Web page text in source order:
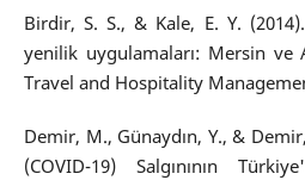
Birdir, S. S., & Kale, E. Y.
yenilik uygulamaları: Mersin ve
Travel and Hospitality
Demir, M., Günaydın, Y., &
(COVID-19) Salgınının